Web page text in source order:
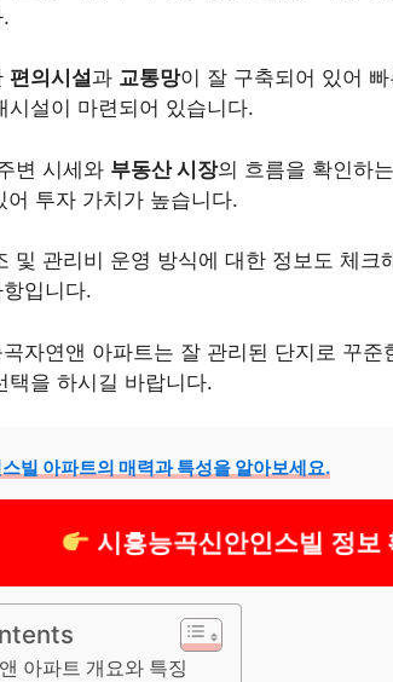
편의시설과 교통망이 잘 구축되어 있어
시설이 마련되어 있습니다.
변 시세와 부동산 시장의 흐름을 확인하
어 투자 가치가 높습니다.
및 관리비 운영 방식에 대한 정보도 체크
입니다.
자연앤 아파트는 잘 관리된 단지로 꾸준
택을 하시길 바랍니다.
빌 아파트의 매력과 특성을 알아보세요.
시흥능곡신안인스빌 정보
아파트 개요와 특징